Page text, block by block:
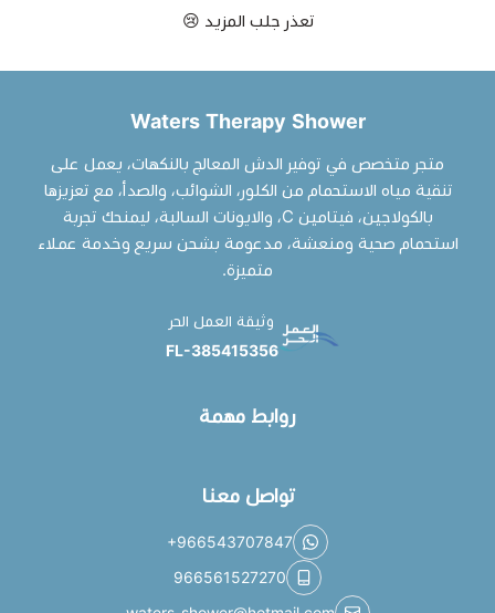
تعذر جلب المزيد 😢
Waters Therapy Shower
متجر متخصص في توفير الدش المعالج بالنكهات، يعمل على
تنقية مياه الاستحمام من الكلور، الشوائب، والصدأ، مع تعزيزها
بالكولاجين، فيتامين C، والايونات السالبة، ليمنحك تجربة
استحمام صحية ومنعشة، مدعومة بشحن سريع وخدمة عملاء
متميزة.
وثيقة العمل الحر
FL-385415356
روابط مهمة
تواصل معنا
+966543707847
966561527270